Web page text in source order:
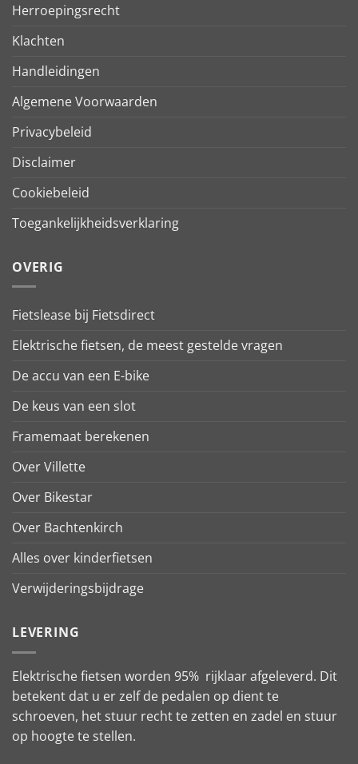
Herroepingsrecht
Klachten
Handleidingen
Algemene Voorwaarden
Privacybeleid
Disclaimer
Cookiebeleid
Toegankelijkheidsverklaring
OVERIG
Fietslease bij Fietsdirect
Elektrische fietsen, de meest gestelde vragen
De accu van een E-bike
De keus van een slot
Framemaat berekenen
Over Villette
Over Bikestar
Over Bachtenkirch
Alles over kinderfietsen
Verwijderingsbijdrage
LEVERING
Elektrische fietsen worden 95% rijklaar afgeleverd. Dit
betekent dat u er zelf de pedalen op dient te
schroeven, het stuur recht te zetten en zadel en stuur
op hoogte te stellen.